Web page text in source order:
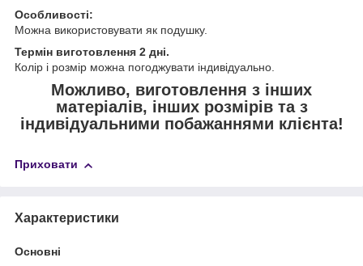
Особливості:
Можна використовувати як подушку.
Термін виготовлення 2 дні.
Колір і розмір можна погоджувати індивідуально.
Можливо, виготовлення з інших
матеріалів, інших розмірів та з
індивідуальними побажаннями клієнта!
Приховати
Характеристики
Основні